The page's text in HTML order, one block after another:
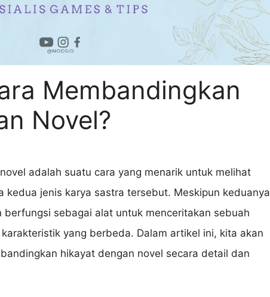
Membandingkan
Novel?
adalah suatu cara yang menarik untuk melihat
kedua jenis karya sastra tersebut. Meskipun keduanya
sebagai alat untuk menceritakan sebuah
yang berbeda. Dalam artikel ini, kita akan
hikayat dengan novel secara detail dan